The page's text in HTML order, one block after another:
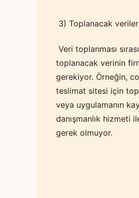
3) Toplanacak veriler
Veri toplanması
toplanacak verinin
gerekiyor. Örneğin,
teslimat sitesi için
veya uygulamanın
danışmanlık hizmeti
gerek olmuyor.